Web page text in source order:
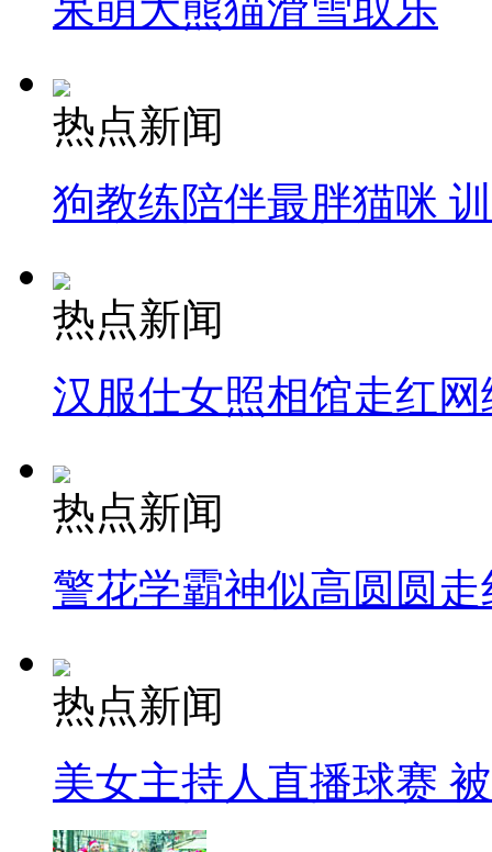
热点新闻
狗教练陪伴最胖猫咪
热点新闻
汉服仕女照相馆走红网
热点新闻
警花学霸神似高圆圆走
热点新闻
美女主持人直播球赛